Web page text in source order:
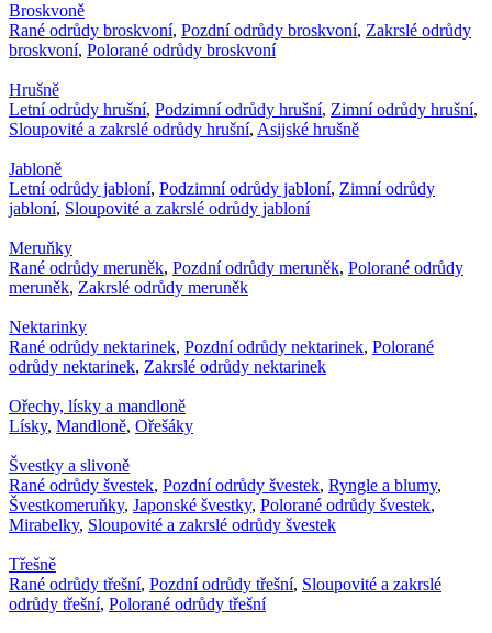
Broskvoně
Rané odrůdy broskvoní, Pozdní odrůdy broskvoní, Zakrslé odrůdy
broskvoní, Polorané odrůdy broskvoní
Hrušně
Letní odrůdy hrušní, Podzimní odrůdy hrušní, Zimní odrůdy hrušní,
Sloupovité a zakrslé odrůdy hrušní, Asijské hrušně
Jabloně
Letní odrůdy jabloní, Podzimní odrůdy jabloní, Zimní odrůdy
jabloní, Sloupovité a zakrslé odrůdy jabloní
Meruňky
Rané odrůdy meruněk, Pozdní odrůdy meruněk, Polorané odrůdy
meruněk, Zakrslé odrůdy meruněk
Nektarinky
Rané odrůdy nektarinek, Pozdní odrůdy nektarinek, Polorané
odrůdy nektarinek, Zakrslé odrůdy nektarinek
Ořechy, lísky a mandloně
Lísky, Mandloně, Ořešáky
Švestky a slivoně
Rané odrůdy švestek, Pozdní odrůdy švestek, Ryngle a blumy,
Švestkomeruňky, Japonské švestky, Polorané odrůdy švestek,
Mirabelky, Sloupovité a zakrslé odrůdy švestek
Třešně
Rané odrůdy třešní, Pozdní odrůdy třešní, Sloupovité a zakrslé
odrůdy třešní, Polorané odrůdy třešní